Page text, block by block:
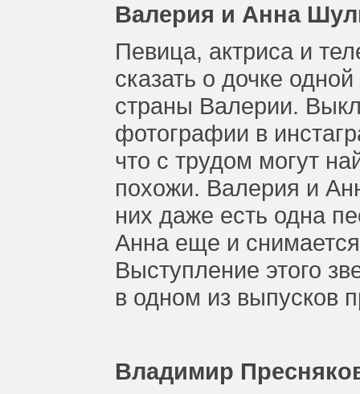
Валерия и Анна
Певица, актриса и
сказать о дочке
страны Валерии.
фотографии в
что с трудом могут
похожи. Валерия и
них даже есть одна
Анна еще и
Выступление этого
в одном из выпусков
Владимир